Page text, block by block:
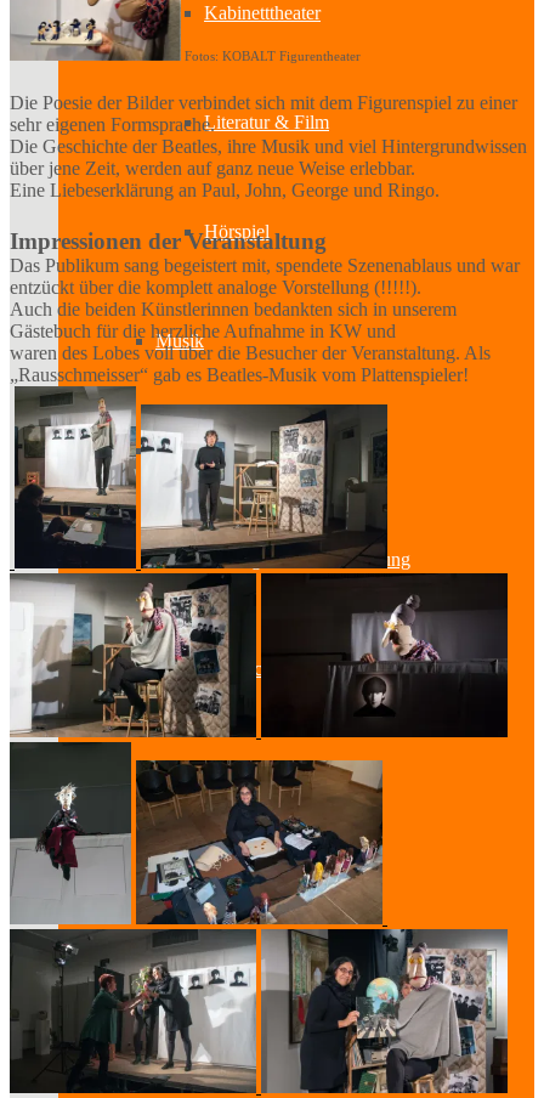
Kabinetttheater
Literatur & Film
Hörspiel
Musik
Literatur
Lesung & Autoren-Lesung
Mitmach-Lesung
Szenische Lesung
Lesung und Musik
Spurensuche
Fotos: KOBALT Figurentheater
Die Poesie der Bilder verbindet sich mit dem Figurenspiel zu einer
sehr eigenen Formsprache.
Die Geschichte der Beatles, ihre Musik und viel Hintergrundwissen
über jene Zeit, werden auf ganz neue Weise erlebbar.
Eine Liebeserklärung an Paul, John, George und Ringo.
Impressionen der Veranstaltung
Das Publikum sang begeistert mit, spendete Szenenablaus und war
entzückt über die komplett analoge Vorstellung (!!!!!).
Auch die beiden Künstlerinnen bedankten sich in unserem
Gästebuch für die herzliche Aufnahme in KW und
waren des Lobes voll über die Besucher der Veranstaltung. Als
„Rausschmeisser“ gab es Beatles-Musik vom Plattenspieler!